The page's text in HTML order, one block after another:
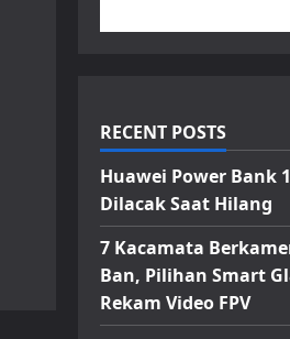
RECENT POSTS
Huawei Power Bank
Dilacak Saat Hilang
7 Kacamata
Ban, Pilihan Smart
Rekam Video FPV